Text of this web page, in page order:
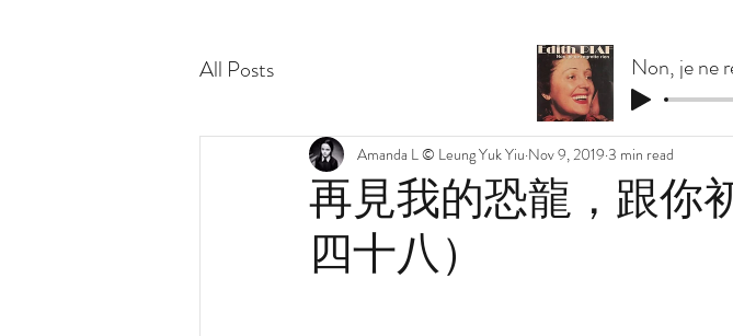
All Posts
再見我的恐龍，跟你
四十八）
Amanda L © Leung Yuk Yiu Nov 9, 2019 3 min read
Non, je ne